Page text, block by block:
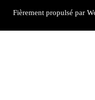
Fièrement propulsé par